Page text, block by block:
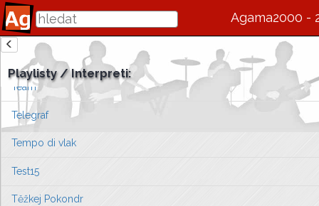
Agama2000 -
zde se bude v budoucnu zobrazovat informace o interpretovi /
Vlevo vyberte píseň, kterou chcete zobrazit
nebo můžete přejít na úvodní stránku ...
Playlisty / Interpreti:
Tamara Klusová
Tatabojs
Taxmeni
Team
Telegraf
Tempo di vlak
Test15
Těžkej Pokondr